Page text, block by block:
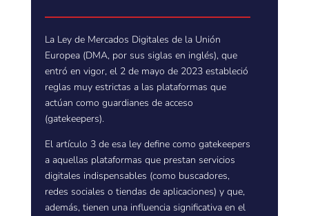
La Ley de Mercados Digitales de la Unión
Europea (DMA, por sus siglas en inglés), que
entró en vigor, el 2 de mayo de 2023 estableció
reglas muy estrictas a las plataformas que
actúan como guardianes de acceso
(gatekeepers).
El artículo 3 de esa ley define como gatekeepers
a aquellas plataformas que prestan servicios
digitales indispensables (como buscadores,
redes sociales o tiendas de aplicaciones) y que,
además, tienen una influencia significativa en el